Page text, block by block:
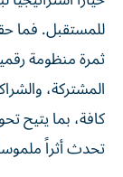
للمستقبل. فما
ثمرة منظومة
المشتركة،
كافة، بما يتيح
تحدث أثراً